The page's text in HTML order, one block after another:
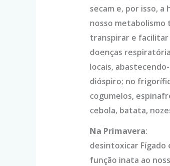
secam e, por isso,
nosso metabolismo
transpirar e facilitar
doenças
locais,
dióspiro; no
cogumelos,
cebola, batata,
Na Primavera:
desintoxicar Fígado
função inata ao